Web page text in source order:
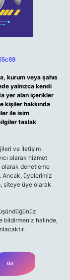
kurum veya şahıs
yalnızca kendi
yer alan içerikler
kişiler hakkında
ile isim
taslak
ve İletişim
olarak hizmet
denetleme
Ancak, üyelerimiz
siteye üye olarak
bildirmeniz halinde,